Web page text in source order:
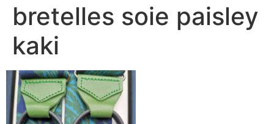
bretelles soie paisley
kaki